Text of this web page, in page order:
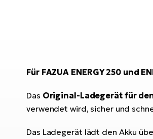
Für FAZUA ENERGY 250 und
Das Original-Ladegerät für
verwendet wird, sicher und
Das Ladegerät lädt den Akku